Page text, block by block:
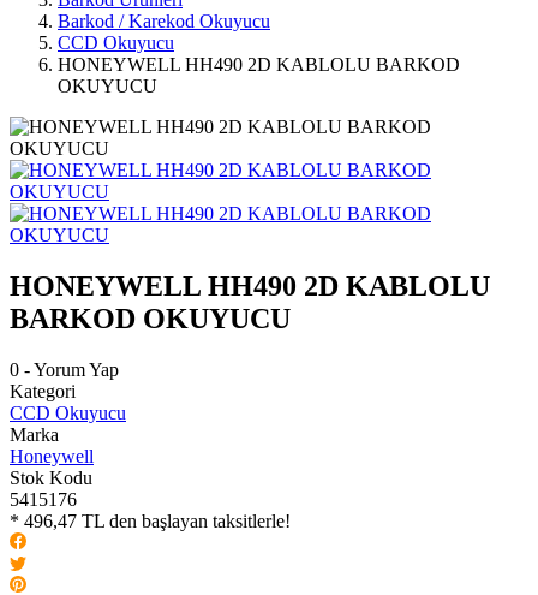
Barkod / Karekod Okuyucu
CCD Okuyucu
HONEYWELL HH490 2D KABLOLU BARKOD
OKUYUCU
HONEYWELL HH490 2D KABLOLU
BARKOD OKUYUCU
0 - Yorum Yap
Kategori
CCD Okuyucu
Marka
Honeywell
Stok Kodu
5415176
* 496,47 TL den başlayan taksitlerle!